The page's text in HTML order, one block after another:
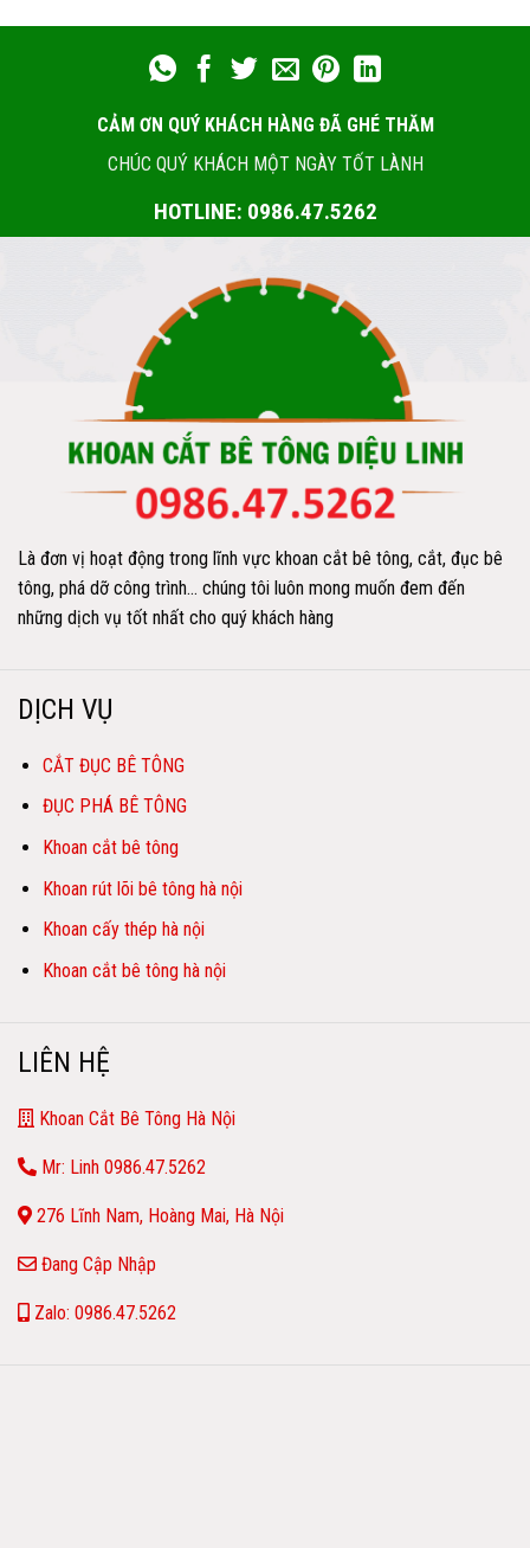
CẢM ƠN QUÝ KHÁCH HÀNG ĐÃ GHÉ THĂM
CHÚC QUÝ KHÁCH MỘT NGÀY TỐT LÀNH
HOTLINE: 0986.47.5262
Là đơn vị hoạt động trong lĩnh vực khoan cắt bê tông, cắt, đục bê
tông, phá dỡ công trình… chúng tôi luôn mong muốn đem đến
những dịch vụ tốt nhất cho quý khách hàng
DỊCH VỤ
CẮT ĐỤC BÊ TÔNG
ĐỤC PHÁ BÊ TÔNG
Khoan cắt bê tông
Khoan rút lõi bê tông hà nội
Khoan cấy thép hà nội
Khoan cắt bê tông hà nội
LIÊN HỆ
Khoan Cắt Bê Tông Hà Nội
Mr: Linh 0986.47.5262
276 Lĩnh Nam, Hoàng Mai, Hà Nội
Đang Cập Nhập
Zalo: 0986.47.5262